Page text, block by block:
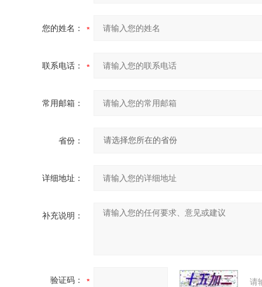
您的姓名：
联系电话：
常用邮箱：
省份：
详细地址：
补充说明：
验证码： 请